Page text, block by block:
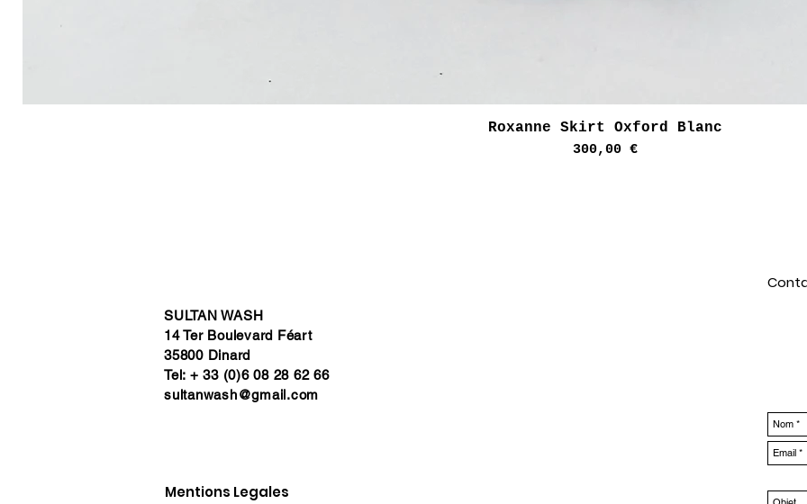
Aperçu rapide
Roxanne Skirt Oxford Blanc
Prix
300,00 €
SULTAN WASH
14 Ter Boulevard Féart
35800 Dinard
Tel: + 33 (0)6 08 28 62 66
sultanwash@gmail.com
Mentions Legales